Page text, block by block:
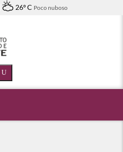
26º C Poco nuboso
U